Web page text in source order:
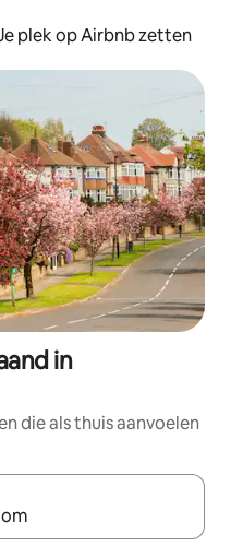
plek op Airbnb zetten
in
die als thuis aanvoelen
zijn, maak je een keuze